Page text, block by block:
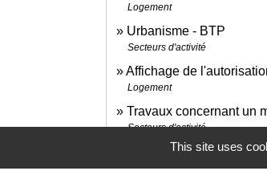
Logement
Urbanisme - BTP
Secteurs d'activité
Affichage de
Logement
Travaux concernant un
Secteurs d'activité
Installation d'une
Secteurs d'activité
This site uses